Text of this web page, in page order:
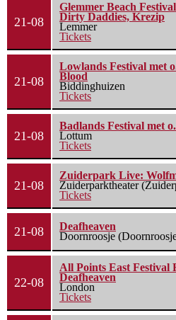
21-08
Glemmer Beach
Dirty Daddies, Krezip
Lemmer
Tickets
21-08
Lowlands Festival met
Blood
Biddinghuizen
Tickets
21-08
Badlands Festival met
Lottum
Tickets
21-08
Zuiderpark Live:
Zuiderparktheater
Tickets
21-08
Deafheaven
Doornroosje
22-08
All Points East Festival
Deafheaven
London
Tickets